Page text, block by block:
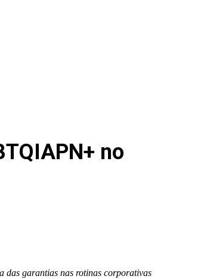
no
das garantias nas rotinas corporativas